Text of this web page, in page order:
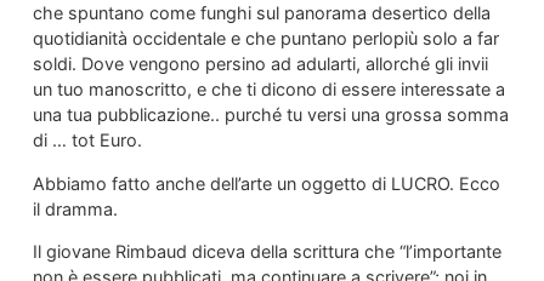
che spuntano come funghi sul panorama desertico della
quotidianità occidentale e che puntano perlopiù solo a far
soldi. Dove vengono persino ad adularti, allorché gli invii
un tuo manoscritto, e che ti dicono di essere interessate a
una tua pubblicazione.. purché tu versi una grossa somma
di … tot Euro.
Abbiamo fatto anche dell’arte un oggetto di LUCRO. Ecco
il dramma.
Il giovane Rimbaud diceva della scrittura che “l’importante
non è essere pubblicati, ma continuare a scrivere”; noi in